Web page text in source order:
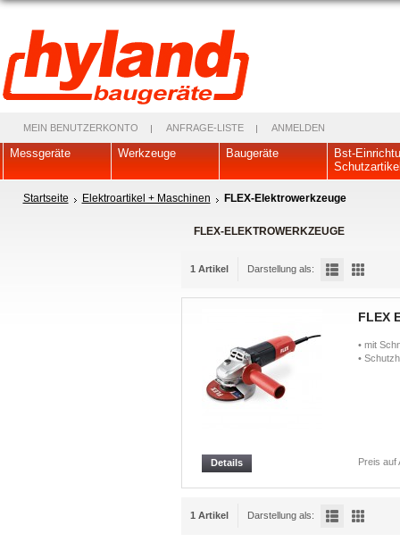
MEIN BENUTZERKONTO ANFRAGE-LISTE ANMELDEN
Messgeräte Werkzeuge Baugeräte
Bst-
Startseite Elektroartikel + Maschinen FLEX-Elektrowerkzeuge
FLEX-ELEKTROWERKZEUGE
1 Artikel Darstellung als:
FLEX
• mit
•
Preis auf
Details
1 Artikel Darstellung als: